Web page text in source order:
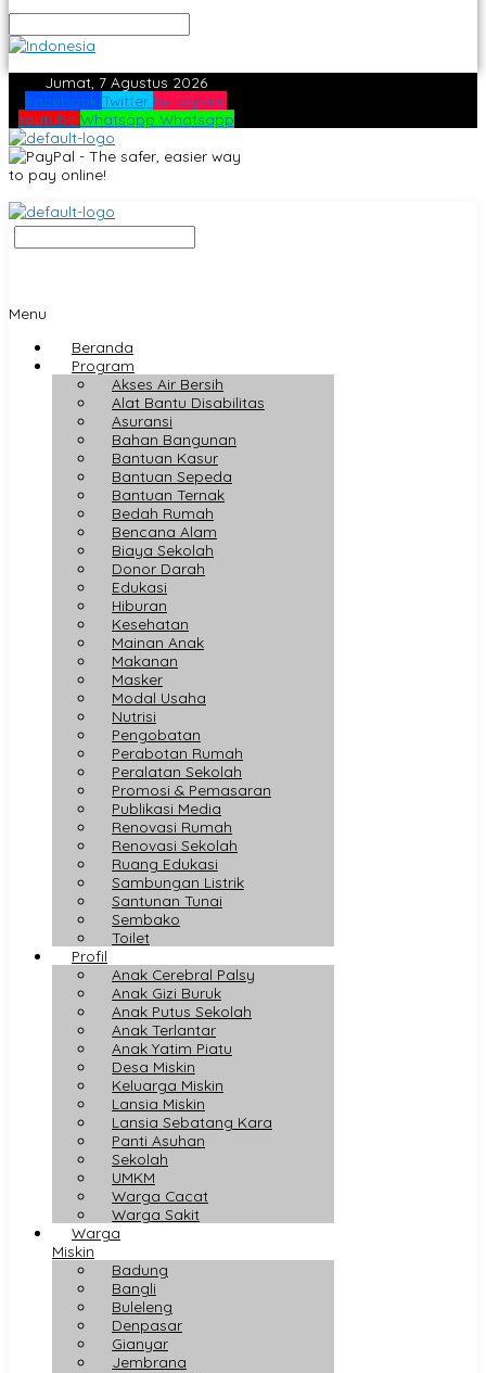
Jumat, 7 Agustus 2026
Facebook Twitter Instagram
Youtube Whatsapp Whatsapp
Menu
Beranda
Program
Akses Air Bersih
Alat Bantu Disabilitas
Asuransi
Bahan Bangunan
Bantuan Kasur
Bantuan Sepeda
Bantuan Ternak
Bedah Rumah
Bencana Alam
Biaya Sekolah
Donor Darah
Edukasi
Hiburan
Kesehatan
Mainan Anak
Makanan
Masker
Modal Usaha
Nutrisi
Pengobatan
Perabotan Rumah
Peralatan Sekolah
Promosi & Pemasaran
Publikasi Media
Renovasi Rumah
Renovasi Sekolah
Ruang Edukasi
Sambungan Listrik
Santunan Tunai
Sembako
Toilet
Profil
Anak Cerebral Palsy
Anak Gizi Buruk
Anak Putus Sekolah
Anak Terlantar
Anak Yatim Piatu
Desa Miskin
Keluarga Miskin
Lansia Miskin
Lansia Sebatang Kara
Panti Asuhan
Sekolah
UMKM
Warga Cacat
Warga Sakit
Warga
Miskin
Badung
Bangli
Buleleng
Denpasar
Gianyar
Jembrana